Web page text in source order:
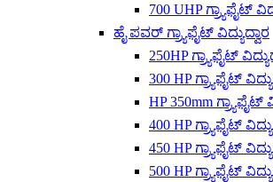
700 UHP ಗ್ರ್ಯಾಫೈಟ್
ಹೈ ಪವರ್ ಗ್ರ್ಯಾಫೈಟ್ ವಿದ್ಯುದ್ವಾರ
250HP ಗ್ರ್ಯಾಫೈಟ್
300 HP ಗ್ರ್ಯಾಫೈಟ್
HP 350mm ಗ್ರ್ಯಾಫೈಟ್
400 HP ಗ್ರ್ಯಾಫೈಟ್
450 HP ಗ್ರ್ಯಾಫೈಟ್
500 HP ಗ್ರ್ಯಾಫೈಟ್